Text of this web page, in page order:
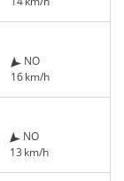
NO
16 km/h
NO
13 km/h